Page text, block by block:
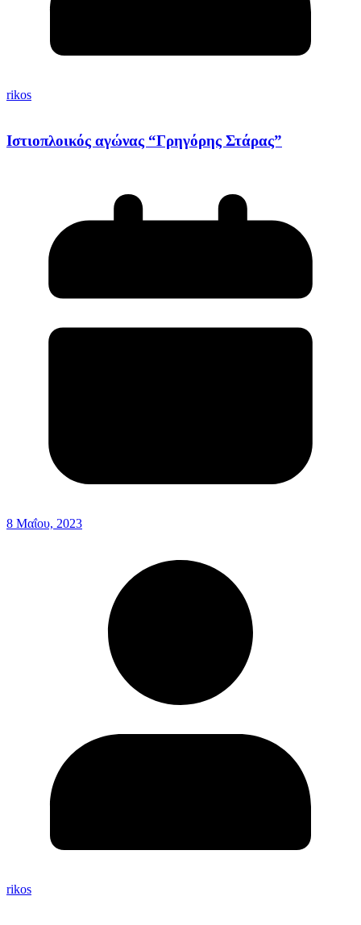
rikos
Ιστιοπλοικός αγώνας “Γρηγόρης Στάρας”
8 Μαΐου, 2023
rikos